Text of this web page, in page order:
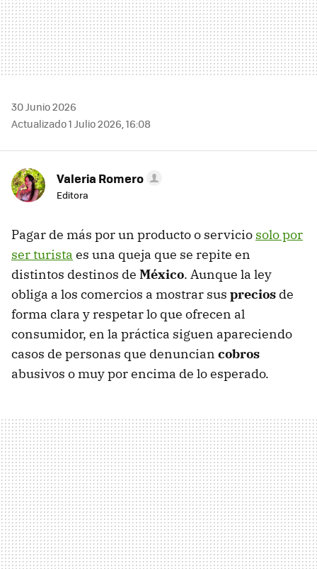
30 Junio 2026
Actualizado 1 Julio 2026, 16:08
Valeria Romero
Editora
Pagar de más por un producto o servicio solo por
ser turista es una queja que se repite en
distintos destinos de México. Aunque la ley
obliga a los comercios a mostrar sus precios de
forma clara y respetar lo que ofrecen al
consumidor, en la práctica siguen apareciendo
casos de personas que denuncian cobros
abusivos o muy por encima de lo esperado.